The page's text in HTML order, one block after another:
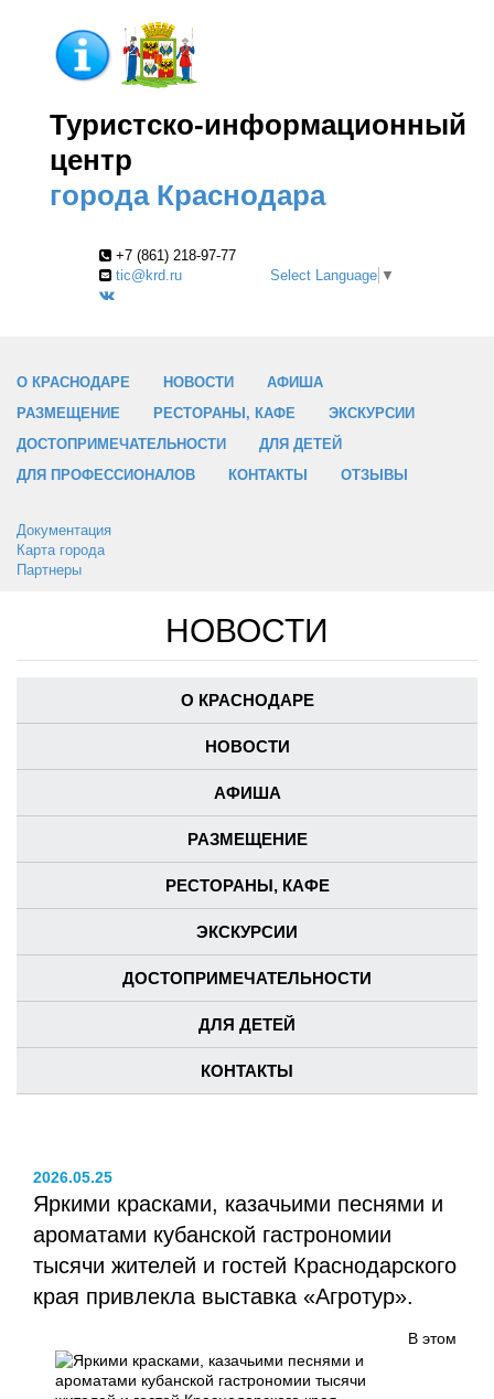
Туристско-информационный
центр
города Краснодара
+7 (861) 218-97-77
tic@krd.ru
Select Language ▼
О КРАСНОДАРЕ НОВОСТИ
АФИША
РАЗМЕЩЕНИЕ
РЕСТОРАНЫ, КАФЕ
ЭКСКУРСИИ
ДОСТОПРИМЕЧАТЕЛЬНОСТИ
ДЛЯ ДЕТЕЙ
ДЛЯ ПРОФЕССИОНАЛОВ
КОНТАКТЫ ОТЗЫВЫ
Документация
Карта города
Партнеры
НОВОСТИ
О КРАСНОДАРЕ
НОВОСТИ
АФИША
РАЗМЕЩЕНИЕ
РЕСТОРАНЫ, КАФЕ
ЭКСКУРСИИ
ДОСТОПРИМЕЧАТЕЛЬНОСТИ
ДЛЯ ДЕТЕЙ
КОНТАКТЫ
2026.05.25
Яркими красками, казачьими песнями и
ароматами кубанской гастрономии
тысячи жителей и гостей Краснодарского
края привлекла выставка «Агротур».
В этом